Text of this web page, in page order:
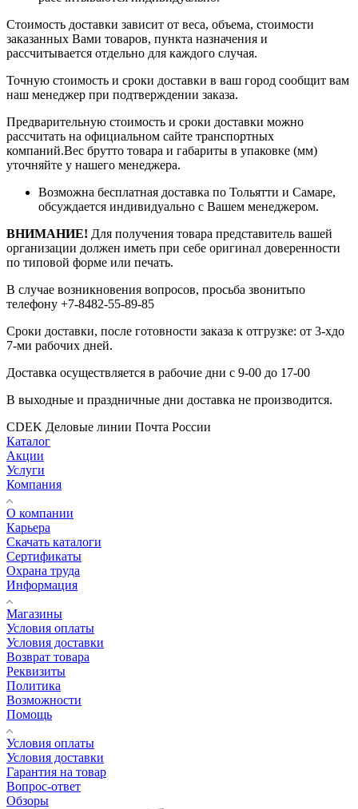
Стоимость доставки зависит от веса, объема, стоимости
заказанных Вами товаров, пункта назначения и
рассчитывается отдельно для каждого случая.
Точную стоимость и сроки доставки в ваш город сообщит вам
наш менеджер при подтверждении заказа.
Предварительную стоимость и сроки доставки можно
рассчитать на официальном сайте транспортных
компаний.Вес брутто товара и габариты в упаковке (мм)
уточняйте у нашего менеджера.
Возможна бесплатная доставка по Тольятти и Самаре,
обсуждается индивидуально с Вашем менеджером.
ВНИМАНИЕ! Для получения товара представитель вашей
организации должен иметь при себе оригинал доверенности
по типовой форме или печать.
В случае возникновения вопросов, просьба звонитьпо
телефону +7-8482-55-89-85
Сроки доставки, после готовности заказа к отгрузке: от 3-хдо
7-ми рабочих дней.
Доставка осуществляется в рабочие дни с 9-00 до 17-00
В выходные и праздничные дни доставка не производится.
CDEK Деловые линии Почта России
Каталог
Акции
Услуги
Компания
О компании
Карьера
Cкачать каталоги
Сертификаты
Охрана труда
Информация
Магазины
Условия оплаты
Условия доставки
Возврат товара
Реквизиты
Политика
Возможности
Помощь
Условия оплаты
Условия доставки
Гарантия на товар
Вопрос-ответ
Обзоры